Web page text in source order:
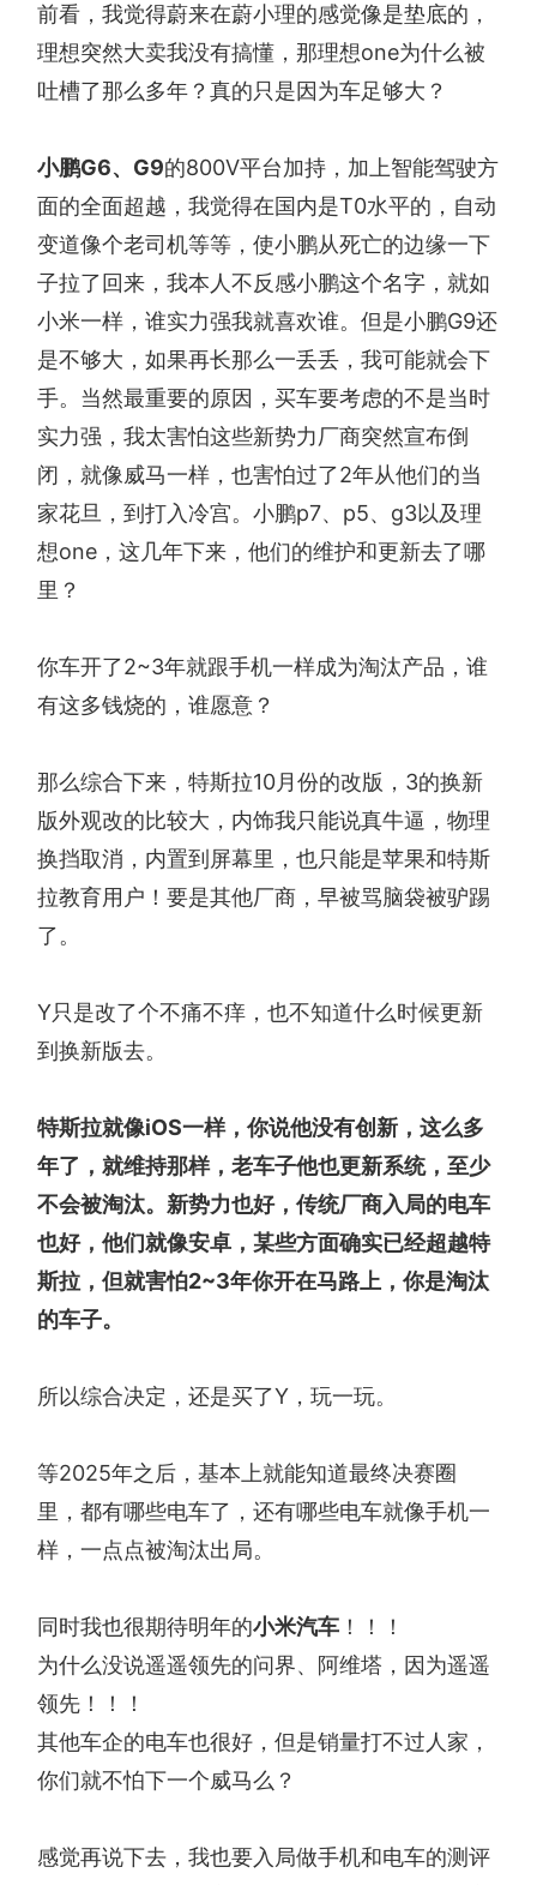
前看，我觉得蔚来在蔚小理的感觉像是垫底的，
理想突然大卖我没有搞懂，那理想one为什么被
吐槽了那么多年？真的只是因为车足够大？
小鹏G6、G9的800V平台加持，加上智能驾驶方
面的全面超越，我觉得在国内是T0水平的，自动
变道像个老司机等等，使小鹏从死亡的边缘一下
子拉了回来，我本人不反感小鹏这个名字，就如
小米一样，谁实力强我就喜欢谁。但是小鹏G9还
是不够大，如果再长那么一丢丢，我可能就会下
手。当然最重要的原因，买车要考虑的不是当时
实力强，我太害怕这些新势力厂商突然宣布倒
闭，就像威马一样，也害怕过了2年从他们的当
家花旦，到打入冷宫。小鹏p7、p5、g3以及理
想one，这几年下来，他们的维护和更新去了哪
里？
你车开了2~3年就跟手机一样成为淘汰产品，谁
有这多钱烧的，谁愿意？
那么综合下来，特斯拉10月份的改版，3的换新
版外观改的比较大，内饰我只能说真牛逼，物理
换挡取消，内置到屏幕里，也只能是苹果和特斯
拉教育用户！要是其他厂商，早被骂脑袋被驴踢
了。
Y只是改了个不痛不痒，也不知道什么时候更新
到换新版去。
特斯拉就像iOS一样，你说他没有创新，这么多
年了，就维持那样，老车子他也更新系统，至少
不会被淘汰。新势力也好，传统厂商入局的电车
也好，他们就像安卓，某些方面确实已经超越特
斯拉，但就害怕2~3年你开在马路上，你是淘汰
的车子。
所以综合决定，还是买了Y，玩一玩。
等2025年之后，基本上就能知道最终决赛圈
里，都有哪些电车了，还有哪些电车就像手机一
样，一点点被淘汰出局。
同时我也很期待明年的小米汽车 ！！！
为什么没说遥遥领先的问界、阿维塔，因为遥遥
领先！！！
其他车企的电车也很好，但是销量打不过人家，
你们就不怕下一个威马么？
感觉再说下去，我也要入局做手机和电车的测评